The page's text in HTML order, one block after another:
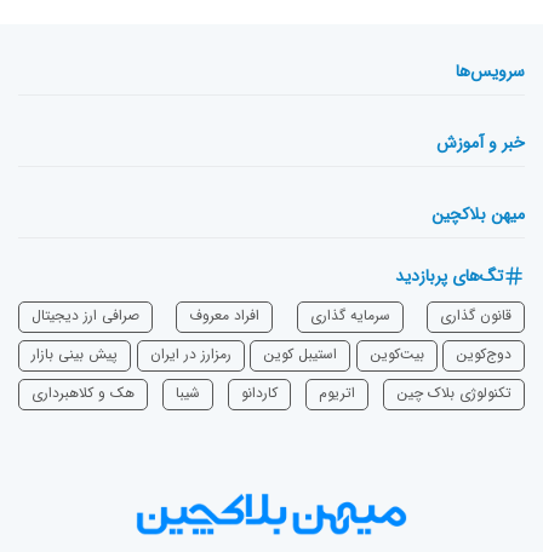
سرویس‌ها
خبر و آموزش
میهن بلاکچین
تگ‌های پربازدید
قانون گذاری سرمایه‌ گذاری افراد معروف
صرافی ارز دیجیتال
دوج‌کوین
بیت‌کوین استیبل کوین رمزارز در ایران
پیش بینی بازار
تکنولوژی بلاک چین
اتریوم ‌کاردانو شیبا هک و کلاهبرداری